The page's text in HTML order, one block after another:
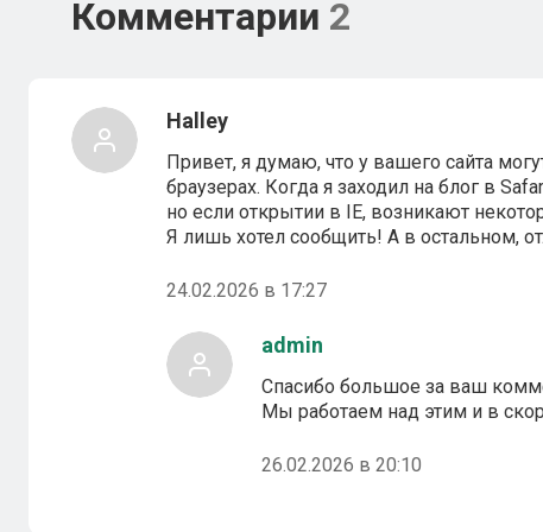
Комментарии 2
Halley
Привет, я думаю, что у вашего сайта
браузерах. Когда я заходил на блог в
но если открытии в IE, возникают
Я лишь хотел сообщить! А в остальном,
24.02.2026 в 17:27
admin
Спасибо большое за ваш
Мы работаем над этим и в
26.02.2026 в 20:10